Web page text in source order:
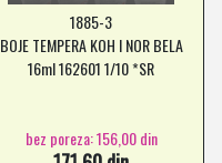
1885-3
BOJE TEMPERA KOH I NOR BELA
16ml 162601 1/10 *SR
bez poreza: 156,00 din